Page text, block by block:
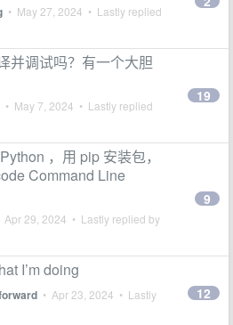
• May 27, 2024 • Lastly replied
并调试吗？有一个大胆
• May 7, 2024 • Lastly replied
19
，用 pip 安装包，
Command Line
Apr 29, 2024 • Lastly replied by
9
I’m doing
• Apr 23, 2024 • Lastly
12